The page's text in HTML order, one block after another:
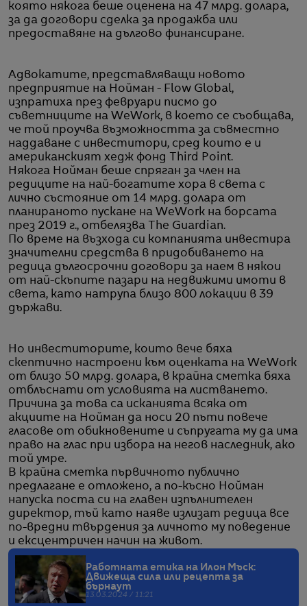
която някога беше оценена на 47 млрд. долара,
за да договори сделка за продажба или
предоставяне на дългово финансиране.
Адвокатите, представляващи новото
предприятие на Нойман - Flow Global,
изпратиха през февруари писмо до
съветниците на WeWork, в което се съобщава,
че той проучва възможността за съвместно
наддаване с инвеститори, сред които е и
американският хедж фонд Third Point.
Някога Нойман беше спряган за член на
редиците на най-богатите хора в света с
лично състояние от 14 млрд. долара от
планираното пускане на WeWork на борсата
през 2019 г., отбелязва The Guardian.
По време на възхода си компанията инвестира
значителни средства в придобиването на
редица дългосрочни договори за наем в някои
от най-скъпите пазари на недвижими имоти в
света, като натрупа близо 800 локации в 39
държави.
Но инвеститорите, които вече бяха
скептично настроени към оценката на WeWork
от близо 50 млрд. долара, в крайна сметка бяха
отблъснати от условията на листването.
Причина за това са исканията всяка от
акциите на Нойман да носи 20 пъти повече
гласове от обикновените и съпругата му да има
право на глас при избора на негов наследник, ако
той умре.
В крайна сметка първичното публично
предлагане е отложено, а по-късно Нойман
напуска поста си на главен изпълнителен
директор, тъй като наяве излизат редица все
по-вредни твърдения за личното му поведение
и ексцентричен начин на живот.
Работната етика на Илон Мъск:
Движеща сила или рецепта за
бърнаут
13.03.2024 / 11:21